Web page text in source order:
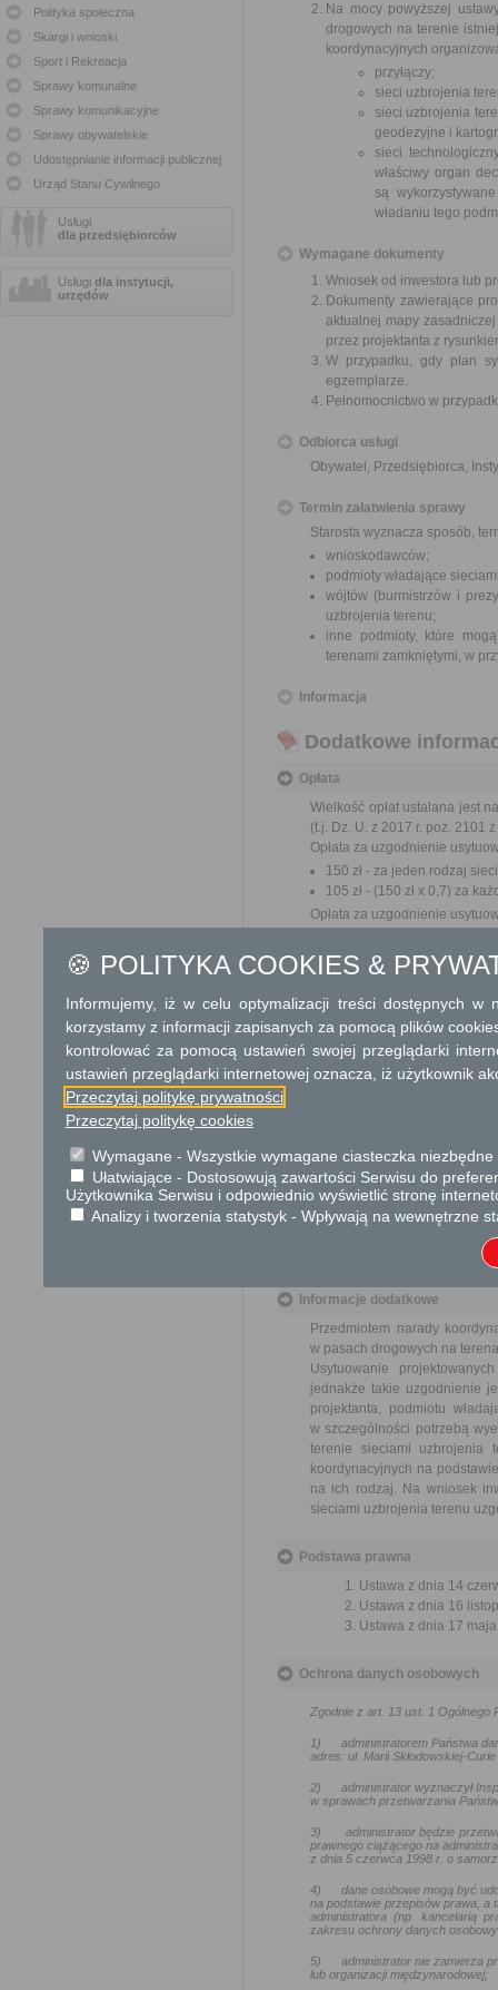
Polityka społeczna
Skargi i wnioski
Sport i Rekreacja
Sprawy komunalne
Sprawy komunikacyjne
Sprawy obywatelskie
Udostępnianie informacji publicznej
Urząd Stanu Cywilnego
Usługi
dla przedsiębiorców
Usługi dla instytucji,
urzędów
Na mocy powyższej
drogowych na terenie
koordynacyjnych
przyłączy;
sieci uzbrojenia
sieci uzbrojenia
geodezyjne i
sieci
właściwy organ
są
władaniu tego
Wymagane dokumenty
Wniosek od inwestora lub
Dokumenty zawierające
aktualnej mapy
przez projektanta z
W przypadku, gdy plan
egzemplarze.
Pełnomocnictwo w
Odbiorca usługi
Obywatel, Przedsiębiorca,
Termin załatwienia sprawy
Starosta wyznacza sposób,
wnioskodawców;
podmioty władające
wójtów (burmistrzów i
uzbrojenia terenu;
inne podmioty, które
terenami zamkniętymi, w
Informacja
Dodatkowe
Opłata
Wielkość opłat ustalana jest
(t.j. Dz. U. z 2017 r. poz. 2101
Opłata za uzgodnienie
150 zł - za jeden rodzaj
105 zł - (150 zł x 0,7) za
Opłata za uzgodnienie
73,50 zł – (150,00 x
17 zł opłata
Tryb odwoławczy
Brak
ich pracowników, naruszenie
spraw.
Przedmiotem wniosku
usprawnienie pracy i
Informacje dodatkowe
Przedmiotem narady
w pasach drogowych na
Usytuowanie
jednakże takie uzgodnienie
projektanta, podmiotu
w szczególności potrzebą
terenie sieciami uzbrojenia
koordynacyjnych na
na ich rodzaj. Na wniosek
sieciami uzbrojenia terenu
Podstawa prawna
Ustawa z dnia 14
Ustawa z dnia 16
Ustawa z dnia 17
Ochrona danych osobowych
Zgodnie z art. 13 ust. 1 Ogólnego
1) administratorem Państwa
adres: ul. Marii Skłodowskiej-
2) administrator wyznaczył
w sprawach przetwarzania
3) administrator będzie
prawnego ciążącego na
z dnia 5 czerwca 1998 r. o
4) dane osobowe mogą być
na podstawie przepisów prawa, a
administratora (np. kancelarią
zakresu ochrony danych
5) administrator nie zamierza
lub organizacji międzynarodowej;
🍪 POLITYKA COOKIES &
Informujemy, iż w celu optymalizacji treści dostępnych w
korzystamy z informacji zapisanych za pomocą plików
kontrolować za pomocą ustawień swojej przeglądarki
ustawień przeglądarki internetowej oznacza, iż użytkownik
Przeczytaj politykę prywatności
Przeczytaj politykę cookies
Wymagane - Wszystkie wymagane ciasteczka
Ułatwiające - Dostosowują zawartości Serwisu do
Użytkownika Serwisu i odpowiednio wyświetlić stronę
Analizy i tworzenia statystyk - Wpływają na wewnętrzne